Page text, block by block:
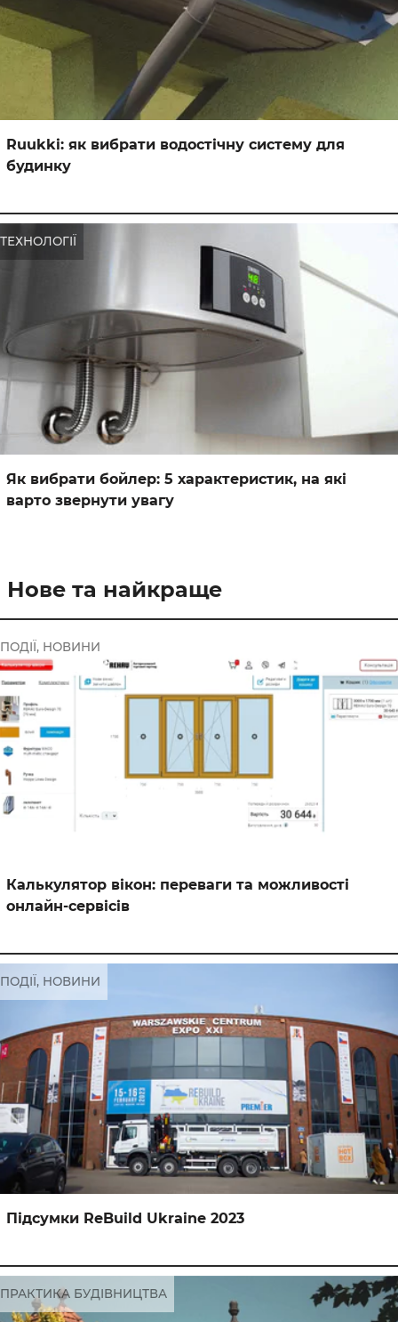
Ruukki: як вибрати водостічну систему для
будинку
Як вибрати бойлер: 5 характеристик, на які
варто звернути увагу
ТЕХНОЛОГІЇ
Нове та найкраще
Калькулятор вікон: переваги та можливості
онлайн-сервісів
ПОДІЇ, НОВИНИ
Підсумки ReBuild Ukraine 2023
ПОДІЇ, НОВИНИ
ПРАКТИКА БУДІВНИЦТВА